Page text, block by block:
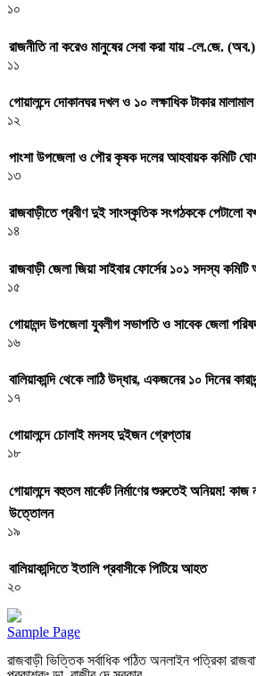
১০
রাজনীতি না করেও মানুষের সেবা করা যায় -লে.জে.
১১
গোয়ালন্দে দোকানঘর দখল ও ১০ লক্ষাধিক টাকার
১২
পাংশা উপজেলা ও পৌর কৃষক দলের আহবায়ক কমিটি
১৩
রাজবাড়ীতে প্রবীণ দুই সাংস্কৃতিক সংগঠককে পেটালো
১৪
রাজবাড়ী জেলা জিয়া সাইবার ফোর্সের ১০১ সদস্য
১৫
গোয়ালন্দ উপজেলা যুবলীগ সভাপতি ও সাবেক জেলা
১৬
বালিয়াকান্দি থেকে লাঠি উদ্ধার, একজনের ১০ দিনের
১৭
গোয়ালন্দে চোলাই মদসহ দুইজন গ্রেপ্তার
১৮
গোয়ালন্দে বহুতল মার্কেট নির্মাণের শুরুতেই অনিয়ম! কাজ
উত্তোলন
১৯
বালিয়াকান্দিতে ইতালি প্রবাসীকে পিটিয়ে আহত
২০
Sample Page
রাজবাড়ী ভিত্তিক সর্বাধিক পঠিত অনলাইন পত্রিকা